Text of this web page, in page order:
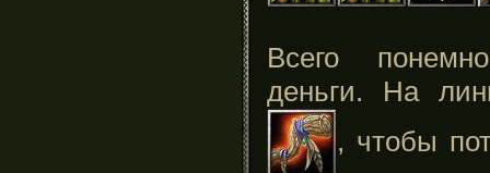
Всего
деньги. На
, чтобы